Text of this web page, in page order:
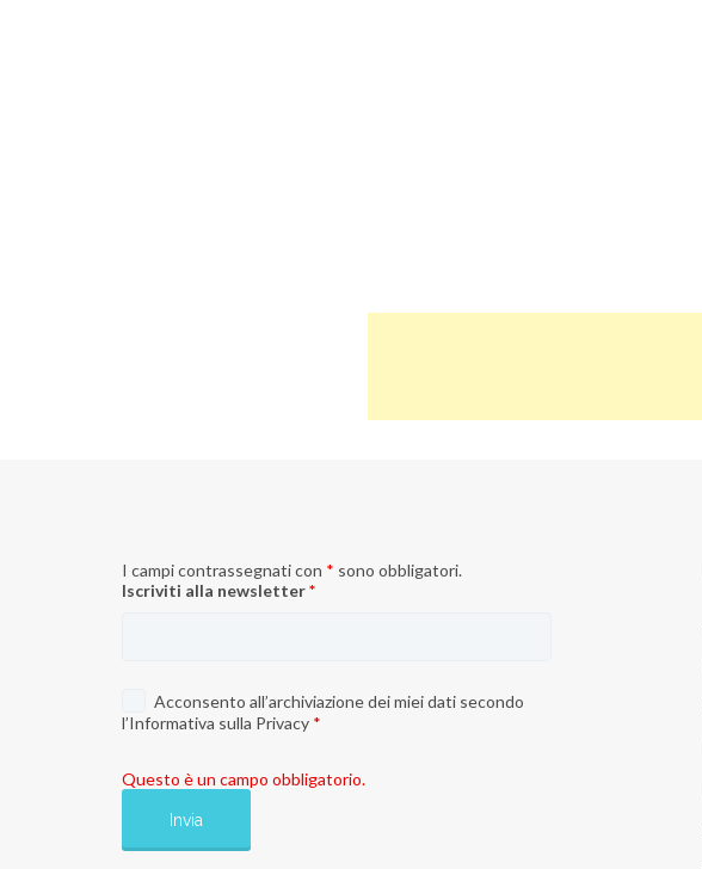
I campi contrassegnati con * sono obbligatori.
Iscriviti alla newsletter*
Acconsento all’archiviazione dei miei dati secondo
l’Informativa sulla Privacy *
Questo è un campo obbligatorio.